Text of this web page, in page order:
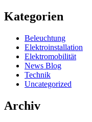
Kategorien
Beleuchtung
Elektroinstallation
Elektromobilität
News Blog
Technik
Uncategorized
Archiv